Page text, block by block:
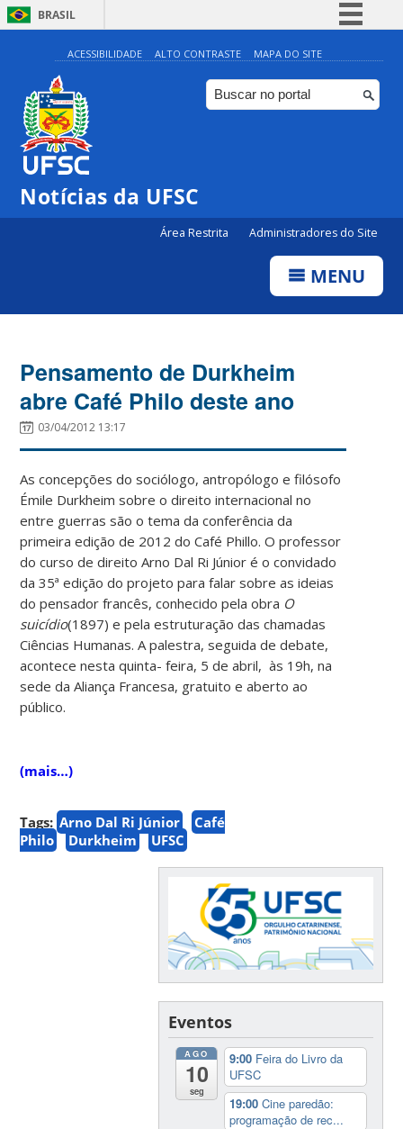
BRASIL
Simplifique!
Comunica BR
Participe
ACESSIBILIDADE ALTO CONTRASTE MAPA DO SITE
Notícias da UFSC
Área Restrita Administradores do Site
MENU
Pensamento de Durkheim
abre Café Philo deste ano
03/04/2012 13:17
As concepções do sociólogo, antropólogo e filósofo
Émile Durkheim sobre o direito internacional no
entre guerras são o tema da conferência da
primeira edição de 2012 do Café Phillo. O professor
do curso de direito Arno Dal Ri Júnior é o convidado
da 35ª edição do projeto para falar sobre as ideias
do pensador francês, conhecido pela obra O
suicídio(1897) e pela estruturação das chamadas
Ciências Humanas. A palestra, seguida de debate,
acontece nesta quinta- feira, 5 de abril, às 19h, na
sede da Aliança Francesa, gratuito e aberto ao
público.
(mais…)
Tags: Arno Dal Ri Júnior
Café
Philo
Durkheim UFSC
Eventos
AGO
10
seg
9:00 Feira do Livro da
UFSC
19:00Cine paredão:
programação de rec...